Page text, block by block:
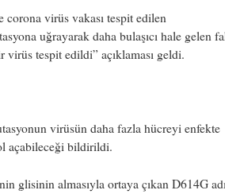
corona virüs vakası tespit edilen
uğrayarak daha bulaşıcı hale gelen
tespit edildi” açıklaması geldi.
virüsün daha fazla hücreyi enfekte
açabileceği bildirildi.
glisinin almasıyla ortaya çıkan D614G adı